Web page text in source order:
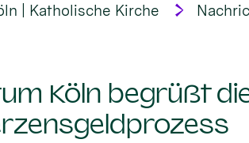
| Katholische Kirche
Köln begrüßt